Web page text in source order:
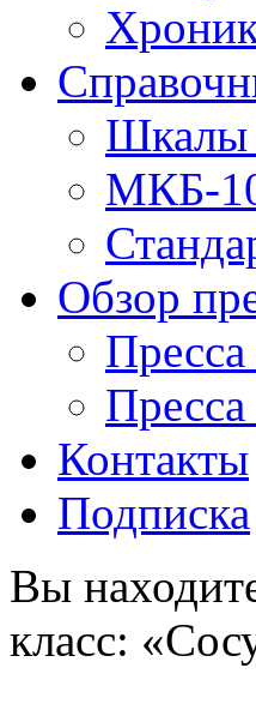
Шкалы
МКБ-
Обзор
Контакты
Подписка
Вы
класс: